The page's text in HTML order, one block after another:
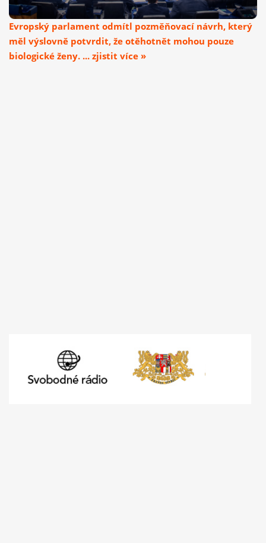
Evropský parlament odmítl pozměňovací návrh, který
měl výslovně potvrdit, že otěhotnět mohou pouze
biologické ženy. ... zjistit více »